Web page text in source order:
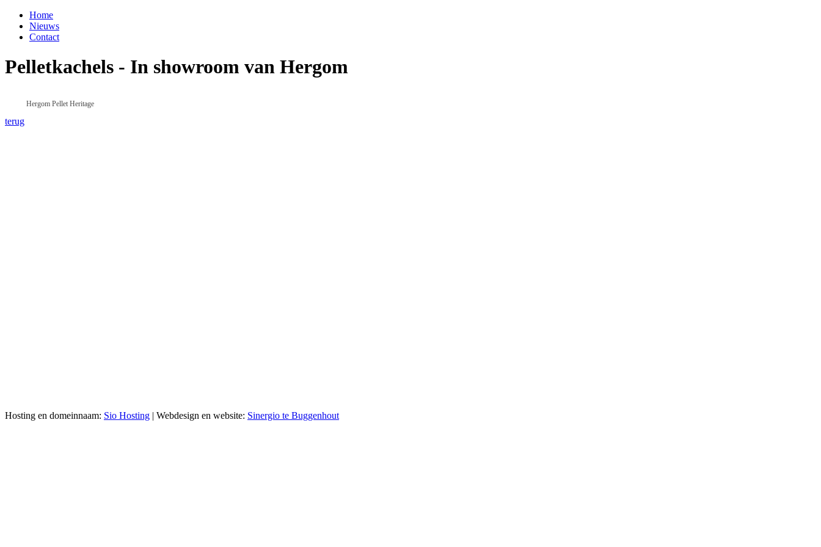
Home
Nieuws
Contact
Pelletkachels - In showroom van Hergom
Hergom Pellet Heritage
terug
Hosting en domeinnaam: Sio Hosting | Webdesign en website: Sinergio te Buggenhout